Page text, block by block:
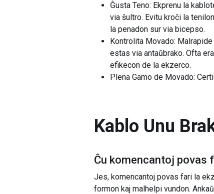
Ĝusta Teno: Ekprenu la
via ŝultro. Evitu kroĉi la
la penadon sur via bicepso.
Kontrolita Movado:
estas via antaŭbrako. Ofta
efikecon de la ekzerco.
Plena Gamo de Movado:
Kablo Unu
Ĉu komencantoj povas
Jes, komencantoj povas fari la
formon kaj malhelpi vundon.